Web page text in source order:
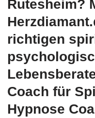
Rutesheim?
richtigen
Coach für
Hypnose